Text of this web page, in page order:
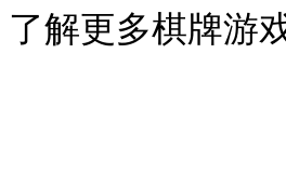
了解更多棋牌游